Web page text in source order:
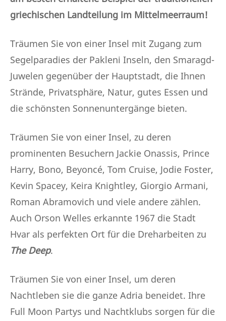
griechischen Landteilung im Mittelmeerraum!
Träumen Sie von einer Insel mit Zugang zum
Segelparadies der Pakleni Inseln, den Smaragd-
Juwelen gegenüber der Hauptstadt, die Ihnen
Strände, Privatsphäre, Natur, gutes Essen und
die schönsten Sonnenuntergänge bieten.
Träumen Sie von einer Insel, zu deren
prominenten Besuchern Jackie Onassis, Prince
Harry, Bono, Beyoncé, Tom Cruise, Jodie Foster,
Kevin Spacey, Keira Knightley, Giorgio Armani,
Roman Abramovich und viele andere zählen.
Auch Orson Welles erkannte 1967 die Stadt
Hvar als perfekten Ort für die Dreharbeiten zu
The Deep.
Träumen Sie von einer Insel, um deren
Nachtleben sie die ganze Adria beneidet. Ihre
Full Moon Partys und Nachtklubs sorgen für die